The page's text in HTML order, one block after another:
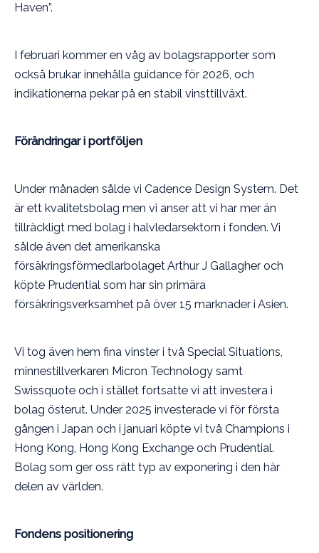
Haven”.
I februari kommer en våg av bolagsrapporter som
också brukar innehålla guidance för 2026, och
indikationerna pekar på en stabil vinsttillväxt.
Förändringar i portföljen
Under månaden sålde vi Cadence Design System. Det
är ett kvalitetsbolag men vi anser att vi har mer än
tillräckligt med bolag i halvledarsektorn i fonden. Vi
sålde även det amerikanska
försäkringsförmedlarbolaget Arthur J Gallagher och
köpte Prudential som har sin primära
försäkringsverksamhet på över 15 marknader i Asien.
Vi tog även hem fina vinster i två Special Situations,
minnestillverkaren Micron Technology samt
Swissquote och i stället fortsatte vi att investera i
bolag österut. Under 2025 investerade vi för första
gången i Japan och i januari köpte vi två Champions i
Hong Kong, Hong Kong Exchange och Prudential.
Bolag som ger oss rätt typ av exponering i den här
delen av världen.
Fondens positionering